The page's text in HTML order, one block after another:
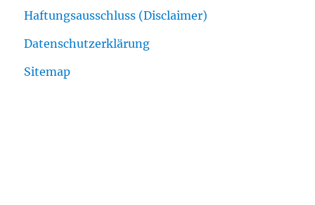
Haftungsausschluss (Disclaimer)
Datenschutzerklärung
Sitemap